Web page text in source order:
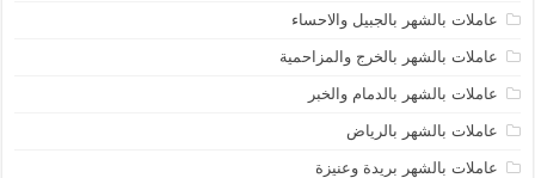
عاملات بالشهر بالجبيل والاحساء
عاملات بالشهر بالخرج والمزاحمية
عاملات بالشهر بالدمام والخبر
عاملات بالشهر بالرياض
عاملات بالشهر بريدة وعنيزة